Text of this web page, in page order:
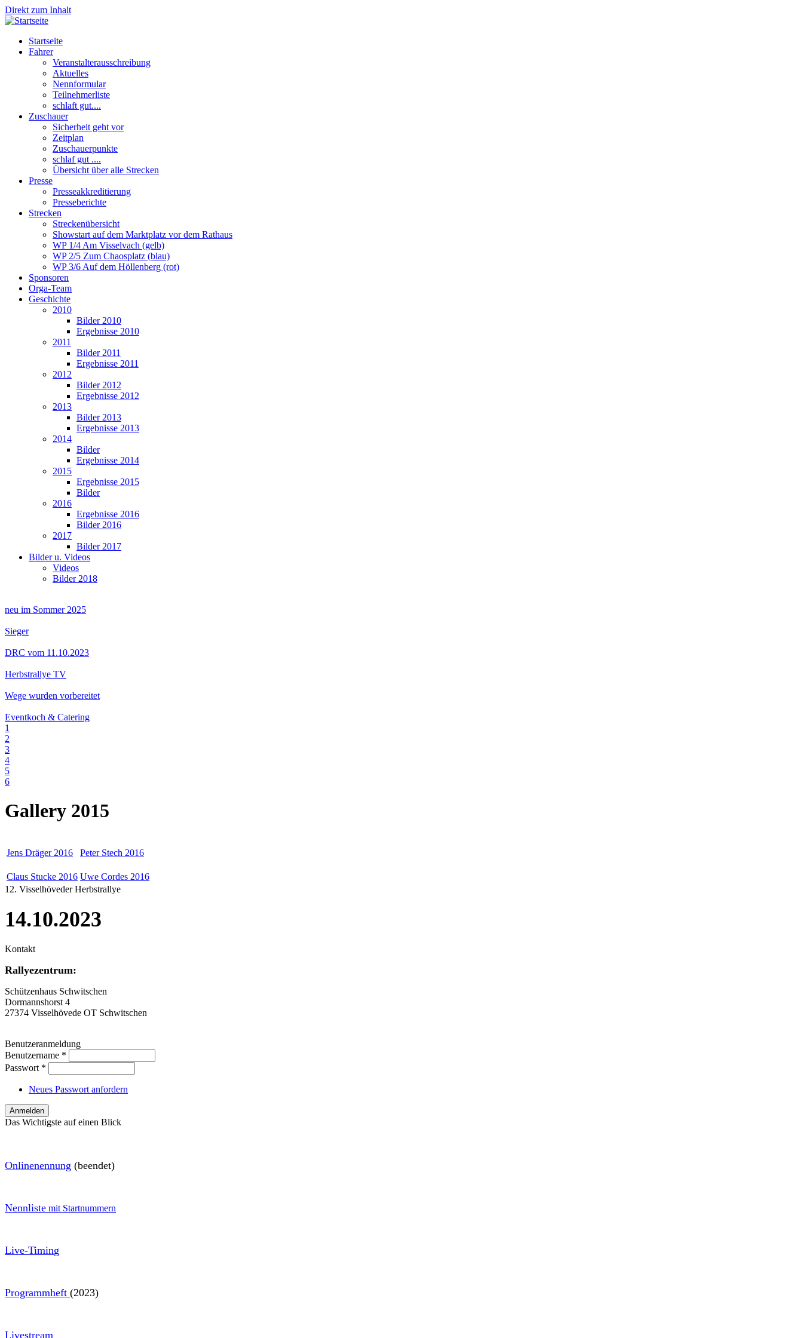
Direkt zum Inhalt
Startseite
Fahrer
Veranstalterausschreibung
Aktuelles
Nennformular
Teilnehmerliste
schlaft gut....
Zuschauer
Sicherheit geht vor
Zeitplan
Zuschauerpunkte
schlaf gut ....
Übersicht über alle Strecken
Presse
Presseakkreditierung
Presseberichte
Strecken
Streckenübersicht
Showstart auf dem Marktplatz vor dem Rathaus
WP 1/4 Am Visselvach (gelb)
WP 2/5 Zum Chaosplatz (blau)
WP 3/6 Auf dem Höllenberg (rot)
Sponsoren
Orga-Team
Geschichte
2010
Bilder 2010
Ergebnisse 2010
2011
Bilder 2011
Ergebnisse 2011
2012
Bilder 2012
Ergebnisse 2012
2013
Bilder 2013
Ergebnisse 2013
2014
Bilder
Ergebnisse 2014
2015
Ergebnisse 2015
Bilder
2016
Ergebnisse 2016
Bilder 2016
2017
Bilder 2017
Bilder u. Videos
Videos
Bilder 2018
neu im Sommer 2025
Sieger
DRC vom 11.10.2023
Herbstrallye TV
Wege wurden vorbereitet
Eventkoch & Catering
1
2
3
4
5
6
Gallery 2015
Jens Dräger 2016 Peter Stech 2016
Claus Stucke 2016 Uwe Cordes 2016
12. Visselhöveder Herbstrallye
14.10.2023
Kontakt
Rallyezentrum:
Schützenhaus Schwitschen
Dormannshorst 4
27374 Visselhövede OT Schwitschen
Benutzeranmeldung
Benutzername *
Passwort *
Neues Passwort anfordern
Das Wichtigste auf einen Blick
Onlinenennung (beendet)
Nennliste mit Startnummern
Live-Timing
Programmheft (2023)
Livestream